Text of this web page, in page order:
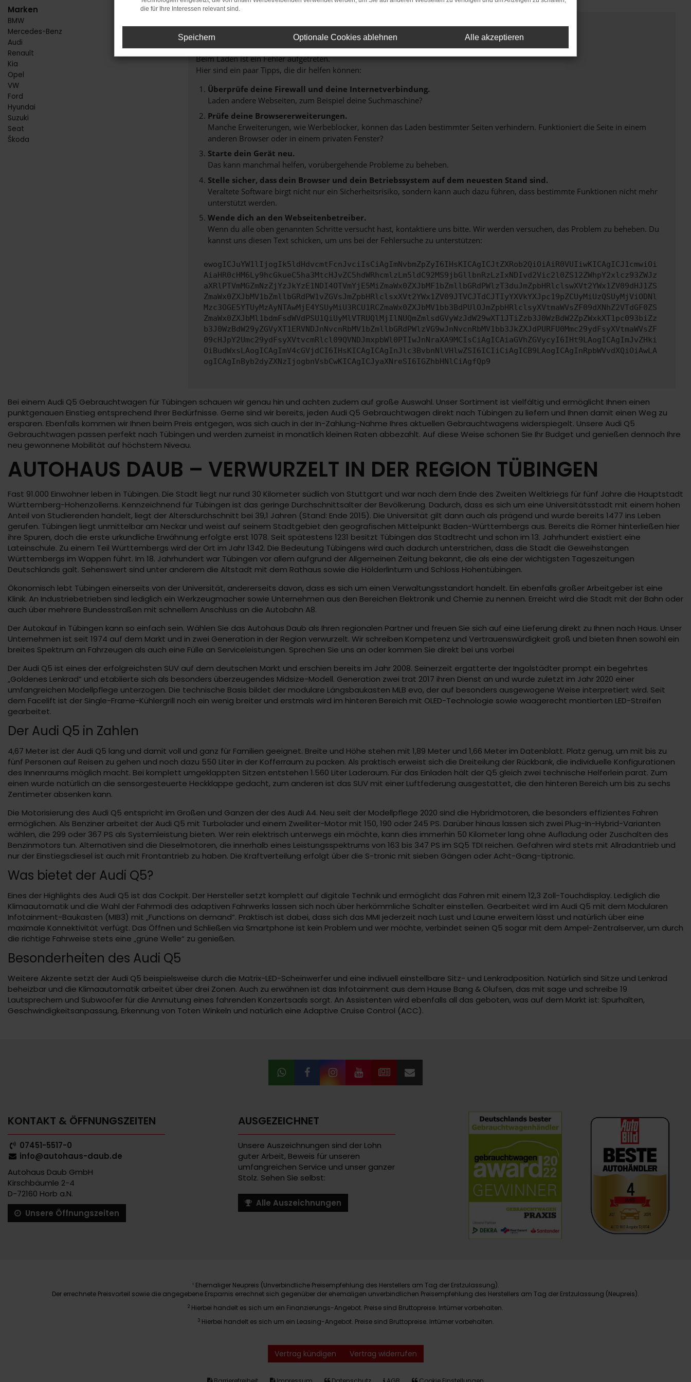
Marken
BMW
Mercedes-Benz
Audi
Renault
Kia
Opel
VW
Ford
Hyundai
Suzuki
Seat
Škoda
FEHLER: NETWORK ERROR
Beim Laden ist ein Fehler aufgetreten.
Hier sind ein paar Tipps, die dir helfen können:
Überprüfe deine Firewall und deine Internetverbindung.
Laden andere Webseiten, zum Beispiel deine Suchmaschine?
Prüfe deine Browsererweiterungen.
Manche Erweiterungen, wie Werbeblocker, können das Laden bestimmter Seiten verhindern. Funktioniert die Seite in einem
anderen Browser oder in einem privaten Fenster?
Starte dein Gerät neu.
Das kann manchmal helfen, vorübergehende Probleme zu beheben.
Stelle sicher, dass dein Browser und dein Betriebssystem auf dem neuesten Stand sind.
Veraltete Software birgt nicht nur ein Sicherheitsrisiko, sondern kann auch dazu führen, dass bestimmte Funktionen nicht mehr
unterstützt werden.
Wende dich an den Webseitenbetreiber.
Wenn du alle oben genannten Schritte versucht hast, kontaktiere uns bitte. Wir werden versuchen, das Problem zu beheben. Du
kannst uns diesen Text schicken, um uns bei der Fehlersuche zu unterstützen:
ewogICJuYW1lIjogIk5ldHdvcmtFcnJvciIsCiAgImNvbmZpZyI6IHsKICAgICJtZXRob2QiOiAiR0VUIiwKICAgICJ1cmwiOi
AiaHR0cHM6Ly9hcGkueC5ha3MtcHJvZC5hdWRhcmlzLm5ldC92MS9jbGllbnRzLzIxNDIvd2Vic2l0ZS12ZWhpY2xlcz93ZWJz
aXRlPTVmMGZmNzZjYzJkYzE1NDI4OTVmYjE5MiZmaWx0ZXJbMF1bZmllbGRdPWlzT3duJmZpbHRlclswXVt2YWx1ZV09dHJ1ZS
ZmaWx0ZXJbMV1bZmllbGRdPW1vZGVsJmZpbHRlclsxXVt2YWx1ZV09JTVCJTdCJTIyYXVkYXJpc19pZCUyMiUzQSUyMjViODNl
Mzc3OGE5YTUyMzAyNTAwMjE4YSUyMiU3RCU1RCZmaWx0ZXJbMV1bb3BdPUlOJmZpbHRlclsyXVtmaWVsZF09dXNhZ2VTdGF0ZS
ZmaWx0ZXJbMl1bdmFsdWVdPSU1QiUyMlVTRUQlMjIlNUQmZmlsdGVyWzJdW29wXT1JTiZzb3J0WzBdW2ZpZWxkXT1pc093biZz
b3J0WzBdW29yZGVyXT1ERVNDJnNvcnRbMV1bZmllbGRdPWlzVG9wJnNvcnRbMV1bb3JkZXJdPURFU0Mmc29ydFsyXVtmaWVsZF
09cHJpY2Umc29ydFsyXVtvcmRlcl09QVNDJmxpbWl0PTIwJnNraXA9MCIsCiAgICAiaGVhZGVycyI6IHt9LAogICAgImJvZHki
OiBudWxsLAogICAgImV4cGVjdCI6IHsKICAgICAgInJlc3BvbnNlVHlwZSI6ICIiCiAgICB9LAogICAgInRpbWVvdXQiOiAwLA
ogICAgInByb2dyZXNzIjogbnVsbCwKICAgICJyaXNreSI6IGZhbHNlCiAgfQp9
Bei einem Audi Q5 Gebrauchtwagen für Tübingen schauen wir genau hin und achten zudem auf große Auswahl. Unser Sortiment ist vielfältig und ermöglicht Ihnen einen
punktgenauen Einstieg entsprechend Ihrer Bedürfnisse. Gerne sind wir bereits, jeden Audi Q5 Gebrauchtwagen direkt nach Tübingen zu liefern und Ihnen damit einen Weg zu
ersparen. Ebenfalls kommen wir Ihnen beim Preis entgegen, was sich auch in der In-Zahlung-Nahme Ihres aktuellen Gebrauchtwagens widerspiegelt. Unsere Audi Q5
Gebrauchtwagen passen perfekt nach Tübingen und werden zumeist in monatlich kleinen Raten abbezahlt. Auf diese Weise schonen Sie Ihr Budget und genießen dennoch Ihre
neu gewonnene Mobilität auf höchstem Niveau.
AUTOHAUS DAUB – VERWURZELT IN DER REGION TÜBINGEN
Fast 91.000 Einwohner leben in Tübingen. Die Stadt liegt nur rund 30 Kilometer südlich von Stuttgart und war nach dem Ende des Zweiten Weltkriegs für fünf Jahre die Hauptstadt
Württemberg-Hohenzollerns. Kennzeichnend für Tübingen ist das geringe Durchschnittsalter der Bevölkerung. Dadurch, dass es sich um eine Universitätsstadt mit einem hohen
Anteil von Studierenden handelt, liegt der Altersdurchschnitt bei 39,1 Jahren (Stand: Ende 2015). Die Universität gilt dann auch als prägend und wurde bereits 1477 ins Leben
gerufen. Tübingen liegt unmittelbar am Neckar und weist auf seinem Stadtgebiet den geografischen Mittelpunkt Baden-Württembergs aus. Bereits die Römer hinterließen hier
ihre Spuren, doch die erste urkundliche Erwähnung erfolgte erst 1078. Seit spätestens 1231 besitzt Tübingen das Stadtrecht und schon im 13. Jahrhundert existiert eine
Lateinschule. Zu einem Teil Württembergs wird der Ort im Jahr 1342. Die Bedeutung Tübingens wird auch dadurch unterstrichen, dass die Stadt die Geweihstangen
Württembergs im Wappen führt. Im 18. Jahrhundert war Tübingen vor allem aufgrund der Allgemeinen Zeitung bekannt, die als eine der wichtigsten Tageszeitungen
Deutschlands galt. Sehenswert sind unter anderem die Altstadt mit dem Rathaus sowie die Hölderlinturm und Schloss Hohentübingen.
Ökonomisch lebt Tübingen einerseits von der Universität, andererseits davon, dass es sich um einen Verwaltungsstandort handelt. Ein ebenfalls großer Arbeitgeber ist eine
Klinik. An Industriebetrieben sind lediglich ein Werkzeugmacher sowie Unternehmen aus den Bereichen Elektronik und Chemie zu nennen. Erreicht wird die Stadt mit der Bahn oder
auch über mehrere Bundesstraßen mit schnellem Anschluss an die Autobahn A8.
Der Autokauf in Tübingen kann so einfach sein. Wählen Sie das Autohaus Daub als Ihren regionalen Partner und freuen Sie sich auf eine Lieferung direkt zu Ihnen nach Haus. Unser
Unternehmen ist seit 1974 auf dem Markt und in zwei Generation in der Region verwurzelt. Wir schreiben Kompetenz und Vertrauenswürdigkeit groß und bieten Ihnen sowohl ein
breites Spektrum an Fahrzeugen als auch eine Fülle an Serviceleistungen. Sprechen Sie uns an oder kommen Sie direkt bei uns vorbei
Der Audi Q5 ist eines der erfolgreichsten SUV auf dem deutschen Markt und erschien bereits im Jahr 2008. Seinerzeit ergatterte der Ingolstädter prompt ein begehrtes
„Goldenes Lenkrad“ und etablierte sich als besonders überzeugendes Midsize-Modell. Generation zwei trat 2017 ihren Dienst an und wurde zuletzt im Jahr 2020 einer
umfangreichen Modellpflege unterzogen. Die technische Basis bildet der modulare Längsbaukasten MLB evo, der auf besonders ausgewogene Weise interpretiert wird. Seit
dem Facelift ist der Single-Frame-Kühlergrill noch ein wenig breiter und erstmals wird im hinteren Bereich mit OLED-Technologie sowie waagerecht montierten LED-Streifen
gearbeitet.
Der Audi Q5 in Zahlen
4,67 Meter ist der Audi Q5 lang und damit voll und ganz für Familien geeignet. Breite und Höhe stehen mit 1,89 Meter und 1,66 Meter im Datenblatt. Platz genug, um mit bis zu
fünf Personen auf Reisen zu gehen und noch dazu 550 Liter in der Kofferraum zu packen. Als praktisch erweist sich die Dreiteilung der Rückbank, die individuelle Konfigurationen
des Innenraums möglich macht. Bei komplett umgeklappten Sitzen entstehen 1.560 Liter Laderaum. Für das Einladen hält der Q5 gleich zwei technische Helferlein parat. Zum
einen wurde natürlich an die sensorgesteuerte Heckklappe gedacht, zum anderen ist das SUV mit einer Luftfederung ausgestattet, die den hinteren Bereich um bis zu sechs
Zentimeter absenken kann.
Die Motorisierung des Audi Q5 entspricht im Großen und Ganzen der des Audi A4. Neu seit der Modellpflege 2020 sind die Hybridmotoren, die besonders effizientes Fahren
ermöglichen. Als Benziner arbeitet der Audi Q5 mit Turbolader und einem Zweiliter-Motor mit 150, 190 oder 245 PS. Darüber hinaus lassen sich zwei Plug-In-Hybrid-Varianten
wählen, die 299 oder 367 PS als Systemleistung bieten. Wer rein elektrisch unterwegs ein möchte, kann dies immerhin 50 Kilometer lang ohne Aufladung oder Zuschalten des
Benzinmotors tun. Alternativen sind die Dieselmotoren, die innerhalb eines Leistungsspektrums von 163 bis 347 PS im SQ5 TDI reichen. Gefahren wird stets mit Allradantrieb und
nur der Einstiegsdiesel ist auch mit Frontantrieb zu haben. Die Kraftverteilung erfolgt über die S-tronic mit sieben Gängen oder Acht-Gang-tiptronic.
Was bietet der Audi Q5?
Eines der Highlights des Audi Q5 ist das Cockpit. Der Hersteller setzt komplett auf digitale Technik und ermöglicht das Fahren mit einem 12,3 Zoll-Touchdisplay. Lediglich die
Klimaautomatik und die Wahl der Fahrmodi des adaptiven Fahrwerks lassen sich noch über herkömmliche Schalter einstellen. Gearbeitet wird im Audi Q5 mit dem Modularen
Infotainment-Baukasten (MIB3) mit „Functions on demand“. Praktisch ist dabei, dass sich das MMI jederzeit nach Lust und Laune erweitern lässt und natürlich über eine
maximale Konnektivität verfügt. Das Öffnen und Schließen via Smartphone ist kein Problem und wer möchte, verbindet seinen Q5 sogar mit dem Ampel-Zentralserver, um durch
die richtige Fahrweise stets eine „grüne Welle“ zu genießen.
Besonderheiten des Audi Q5
Weitere Akzente setzt der Audi Q5 beispielsweise durch die Matrix-LED-Scheinwerfer und eine indivuell einstellbare Sitz- und Lenkradposition. Natürlich sind Sitze und Lenkrad
beheizbar und die Klimaautomatik arbeitet über drei Zonen. Auch zu erwähnen ist das Infotainment aus dem Hause Bang & Olufsen, das mit sage und schreibe 19
Lautsprechern und Subwoofer für die Anmutung eines fahrenden Konzertsaals sorgt. An Assistenten wird ebenfalls all das geboten, was auf dem Markt ist: Spurhalten,
Geschwindigkeitsanpassung, Erkennung von Toten Winkeln und natürlich eine Adaptive Cruise Control (ACC).
KONTAKT & ÖFFNUNGSZEITEN
07451-5517-0
info@autohaus-daub.de
Autohaus Daub GmbH
Kirschbäumle 2-4
D-72160 Horb a.N.
Unsere Öffnungszeiten
AUSGEZEICHNET
Unsere Auszeichnungen sind der Lohn
guter Arbeit, Beweis für unseren
umfangreichen Service und unser ganzer
Stolz. Sehen Sie selbst:
Alle Auszeichnungen
1 Ehemaliger Neupreis (Unverbindliche Preisempfehlung des Herstellers am Tag der Erstzulassung).
Der errechnete Preisvorteil sowie die angegebene Ersparnis errechnet sich gegenüber der ehemaligen unverbindlichen Preisempfehlung des Herstellers am Tag der Erstzulassung (Neupreis).
2 Hierbei handelt es sich um ein Finanzierungs-Angebot. Preise sind Bruttopreise. Irrtümer vorbehalten.
3 Hierbei handelt es sich um ein Leasing-Angebot. Preise sind Bruttopreise. Irrtümer vorbehalten.
Vertrag kündigen Vertrag widerrufen
die für Ihre Interessen relevant sind.
Speichern Optionale Cookies ablehnen Alle akzeptieren